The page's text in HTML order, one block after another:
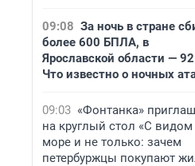
09:08 За ночь в стране
более 600 БПЛА, в
Ярославской области —
Что известно о ночных
09:03 «Фонтанка»
на круглый стол «С видом
море и не только: зачем
петербуржцы покупают